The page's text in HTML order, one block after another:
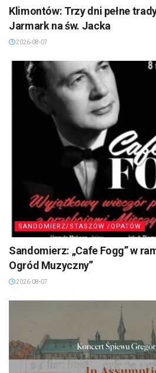
Klimontów: Trzy dni pełne
Jarmark na św. Jacka
2026-08-07
SANDOMIERZ/STASZÓW /OPATÓW
Sandomierz: „Cafe Fogg” w
Ogród Muzyczny”
2026-08-07